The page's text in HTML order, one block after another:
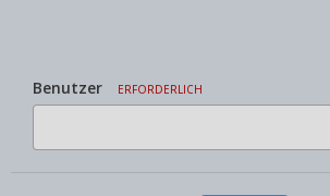
Benutzer ERFORDERLICH